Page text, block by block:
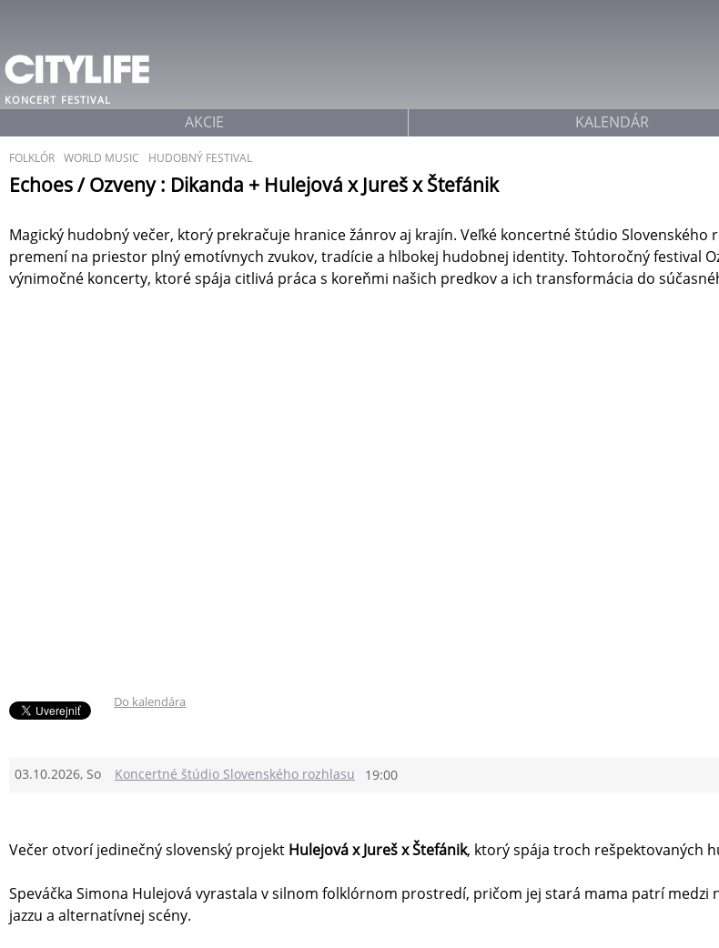
KONCERT FESTIVAL
FOLKLÓR WORLD MUSIC HUDOBNÝ FESTIVAL
Echoes / Ozveny : Dikanda + Hulejová x Jureš x Štefánik
Magický hudobný večer, ktorý prekračuje hranice žánrov aj krajín. Veľké koncertné štúdio Slovenského
premení na priestor plný emotívnych zvukov, tradície a hlbokej hudobnej identity. Tohtoročný festival
výnimočné koncerty, ktoré spája citlivá práca s koreňmi našich predkov a ich transformácia do
Do kalendára
03.10.2026, So Koncertné štúdio Slovenského rozhlasu 19:00
Večer otvorí jedinečný slovenský projekt Hulejová x Jureš x Štefánik, ktorý spája troch rešpektovaných
Speváčka Simona Hulejová vyrastala v silnom folklórnom prostredí, pričom jej stará mama patrí medzi
jazzu a alternatívnej scény.
AKCIE KALENDÁR